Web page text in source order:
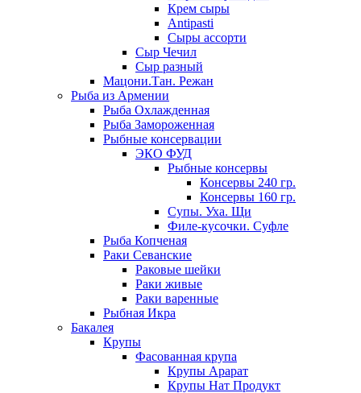
Крем сыры
Antipasti
Сыры ассорти
Сыр Чечил
Сыр разный
Мацони.Тан. Режан
Рыба из Армении
Рыба Охлажденная
Рыба Замороженная
Рыбные консервации
ЭКО ФУД
Рыбные консервы
Консервы 240 гр.
Консервы 160 гр.
Супы. Уха. Щи
Филе-кусочки. Суфле
Рыба Копченая
Раки Севанские
Раковые шейки
Раки живые
Раки варенные
Рыбная Икра
Бакалея
Крупы
Фасованная крупа
Крупы Арарат
Крупы Нат Продукт